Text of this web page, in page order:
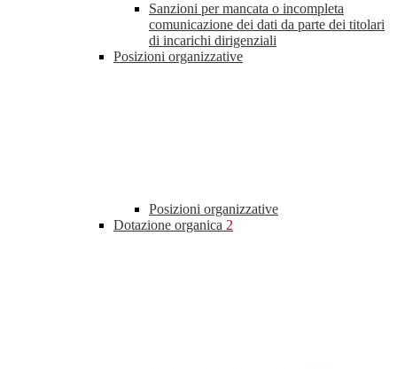
Sanzioni per mancata o incompleta
comunicazione dei dati da parte dei titolari
di incarichi dirigenziali
Posizioni organizzative
Posizioni organizzative
Dotazione organica 2